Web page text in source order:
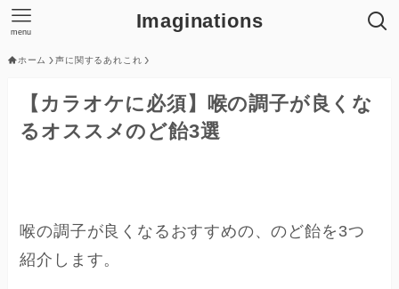
Imaginations
menu
ホーム 声に関するあれこれ
【カラオケに必須】喉の調子が良くな
るオススメのど飴3選
喉の調子が良くなるおすすめの、のど飴を3つ
紹介します。